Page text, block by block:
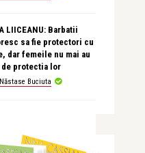
LIICEANU: Barbatii
sa fie protectori cu
dar femeile nu mai au
protectia lor
Buciuta